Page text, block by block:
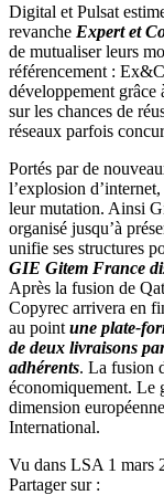
Digital et Pulsat
revanche Expert et
de mutualiser leurs
référencement :
développement grâce
sur les chances de
réseaux parfois
Portés par de
l’explosion
leur mutation. Ainsi
organisé jusqu’à
unifie ses structures
GIE Gitem France
Après la fusion de
Copyrec arrivera en
au point une plate-
de deux livraisons
adhérents. La fusion
économiquement. Le
dimension
International.
Vu dans LSA 1 mars
Partager sur :